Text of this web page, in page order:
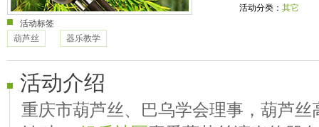
活动分类： 其它
活动标签
葫芦丝
器乐教学
活动介绍
重庆市葫芦丝、巴乌学会理事，葫芦